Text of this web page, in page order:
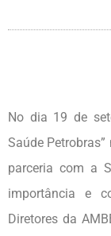
No dia 19 de
Saúde
parceria com a
importância e
Diretores da